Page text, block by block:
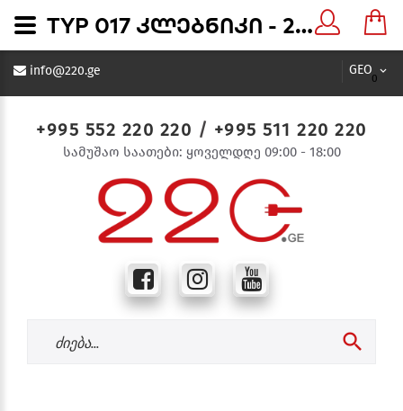
GEO
0
info@220.ge
+995 552 220 220 / +995 511 220 220
სამუშაო საათები: ყოველდღე 09:00 - 18:00
TYP 017 კლებნიკი - 220.ge